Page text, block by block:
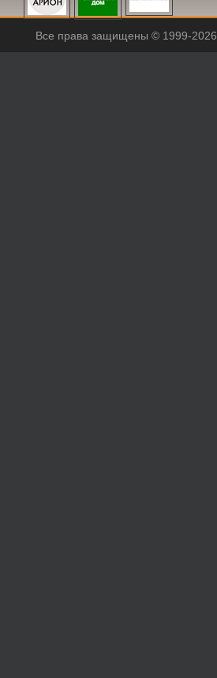
Все права защищены © 1999-2026